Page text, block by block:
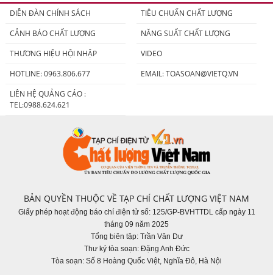
DIỄN ĐÀN CHÍNH SÁCH
TIÊU CHUẨN CHẤT LƯỢNG
CẢNH BÁO CHẤT LƯỢNG
NĂNG SUẤT CHẤT LƯỢNG
THƯƠNG HIỆU HỘI NHẬP
VIDEO
HOTLINE: 0963.806.677
EMAIL:TOASOAN@VIETQ.VN
LIÊN HỆ QUẢNG CÁO :
TEL:0988.624.621
BẢN QUYỀN THUỘC VỀ TẠP CHÍ CHẤT LƯỢNG VIỆT NAM
Giấy phép hoạt động báo chí điện tử số: 125/GP-BVHTTDL cấp ngày 11
tháng 09 năm 2025
Tổng biên tập: Trần Văn Dư
Thư ký tòa soạn: Đặng Anh Đức
Tòa soạn: Số 8 Hoàng Quốc Việt, Nghĩa Đô, Hà Nội